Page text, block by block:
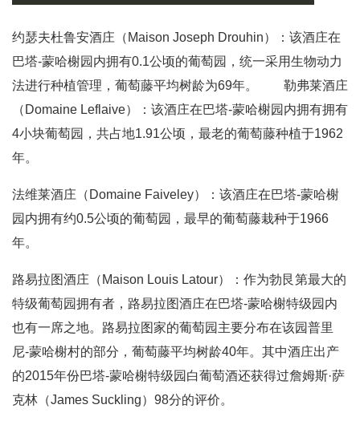
约瑟夫杜鲁安酒庄（Maison Joseph Drouhin）：该酒庄在
巴塔-蒙哈榭园内拥有0.1公顷的葡萄园，统一采用生物动力
法进行种植管理，葡萄藤平均树龄为69年。 勒弗莱酒庄
（Domaine Leflaive）：该酒庄在巴塔-蒙哈榭园内拥有拥有
4小块葡萄园，共占地1.91公顷，最老的葡萄藤种植于1962
年。
法维莱酒庄（Domaine Faiveley）：该酒庄在巴塔-蒙哈榭
园内拥有约0.5公顷的葡萄园，最早的葡萄藤栽种于1966
年。
路易拉图酒庄（Maison Louis Latour）：作为勃艮第最大的
特级葡萄园拥有者，路易拉图酒庄在巴塔-蒙哈榭特级园内
也有一席之地。路易拉图家的葡萄园主要分布在该园普里
尼-蒙哈榭村的部分，葡萄藤平均树龄40年。其中酒庄出产
的2015年份巴塔-蒙哈榭特级园白葡萄酒还获得过詹姆斯·萨
克林（James Suckling）98分的评价。